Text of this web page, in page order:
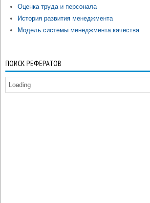
Оценка труда и персонала
История развития менеджмента
Модель системы менеджмента качества
ПОИСК РЕФЕРАТОВ
Loading